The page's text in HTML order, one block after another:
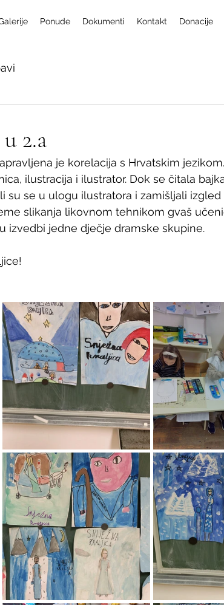
Ponude Dokumenti Kontakt Donacije
2.a
je korelacija s Hrvatskim
ilustracija i ilustrator. Dok se čitala
su se u ulogu ilustratora i zamišljali
slikanja likovnom tehnikom gvaš
izvedbi jedne dječje dramske skupine.